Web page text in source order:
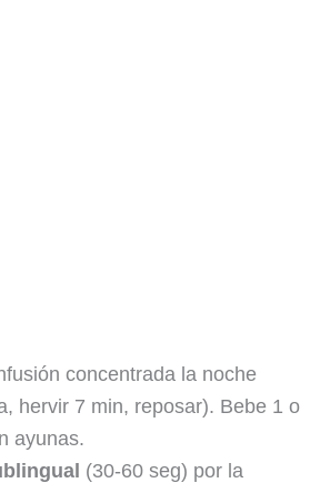
concentrada la noche
hervir 7 min, reposar). Bebe 1 o
ayunas.
(30-60 seg) por la